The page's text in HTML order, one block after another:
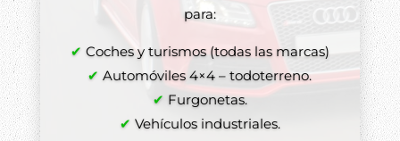
para:
✔ Coches y turismos (todas las marcas)
✔ Automóviles 4×4 – todoterreno.
✔ Furgonetas.
✔ Vehículos industriales.